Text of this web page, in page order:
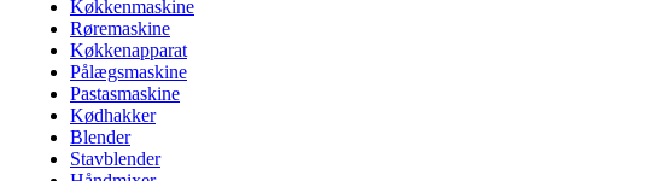
Køkkenmaskine
Røremaskine
Køkkenapparat
Pålægsmaskine
Pastasmaskine
Kødhakker
Blender
Stavblender